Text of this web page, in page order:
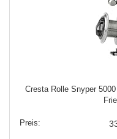
Cresta Rolle Snyper